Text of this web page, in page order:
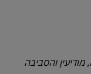
והסביבה